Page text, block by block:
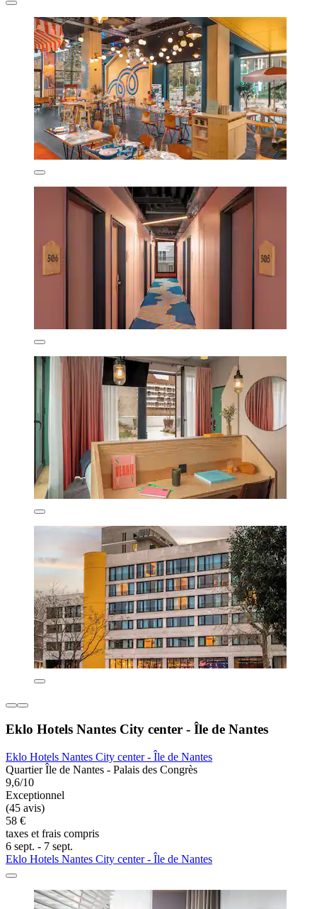
Eklo Hotels Nantes City center - Île de Nantes
Eklo Hotels Nantes City center - Île de Nantes
Quartier Île de Nantes - Palais des Congrès
9,6/10
Exceptionnel
(45 avis)
58 €
taxes et frais compris
6 sept. - 7 sept.
Eklo Hotels Nantes City center - Île de Nantes